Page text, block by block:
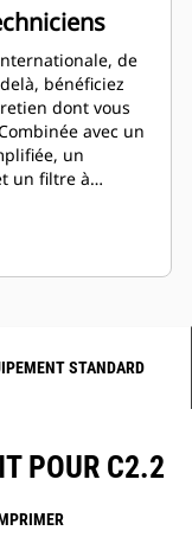
de
bénéficiez
dont vous
avec un
un
un filtre à
vos tâches les
STANDARD
POUR C2.2